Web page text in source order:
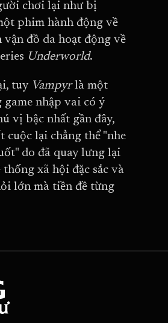
chơi lại như bị
phim hành động về
vận đồ da hoạt động về
Underworld.
tuy Vampyrlà một
nhập vai có ý
vị bậc nhất gần đây,
cuộc lại chẳng thể "nhe
do đã quay lưng lại
xã hội đặc sắc và
lớn mà tiền đề từng